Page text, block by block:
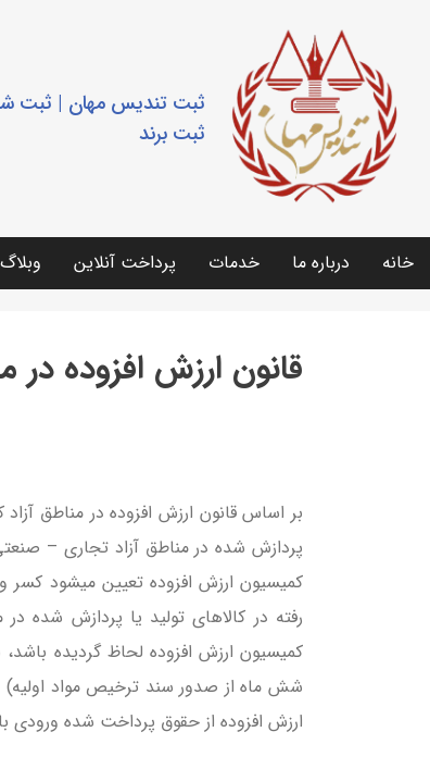
ثبت تندیس مهان | ثبت
ثبت برند
خانه درباره ما خدمات پرداخت آنلاین
قانون ارزش افزوده در
بر اساس قانون ارزش افزوده در مناطق
پردازش شده در مناطق آزاد تجاری –
کمیسیون ارزش افزوده تعیین میشود کسر
رفته در کالاهای تولید یا پردازش شده
شش ماه از صدور سند ترخیص مواد اولیه)
ارزش افزوده از حقوق پرداخت شده ورودی